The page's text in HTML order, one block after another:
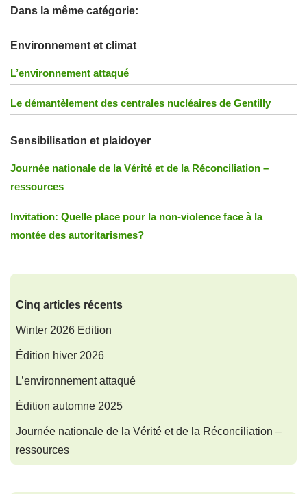
Dans la même catégorie:
Environnement et climat
L’environnement attaqué
Le démantèlement des centrales nucléaires de Gentilly
Sensibilisation et plaidoyer
Journée nationale de la Vérité et de la Réconciliation –
ressources
Invitation: Quelle place pour la non-violence face à la
montée des autoritarismes?
Cinq articles récents
Winter 2026 Edition
Édition hiver 2026
L’environnement attaqué
Édition automne 2025
Journée nationale de la Vérité et de la Réconciliation –
ressources